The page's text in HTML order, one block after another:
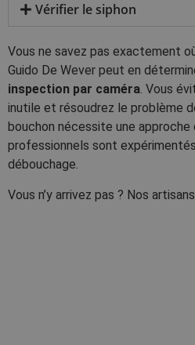
Vérifier le siphon
Vous ne savez pas exactement
Guido De Wever peut en
inspection par caméra. Vous
inutile et résoudrez le problème
bouchon nécessite une
professionnels sont
débouchage.
Vous n’y arrivez pas ? Nos